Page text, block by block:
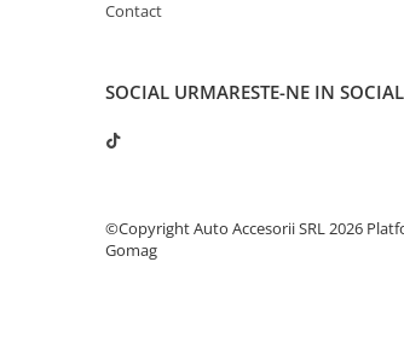
Contact
SOCIAL URMARESTE-NE IN
©Copyright Auto Accesorii SRL 2026
Gomag